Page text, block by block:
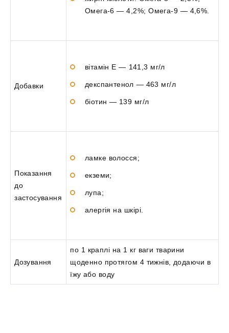
Омега-6 — 4,2%; Омега-9 — 4,6%.
Добавки
вітамін Е — 141,3 мг/л
декспантенол — 463 мг/л
біотин — 139 мг/л
Показання
до
застосування
ламке волосся;
екземи;
лупа;
алергія на шкірі.
Дозування
по 1 краплі на 1 кг ваги тварини
щоденно протягом 4 тижнів, додаючи в
їжу або воду